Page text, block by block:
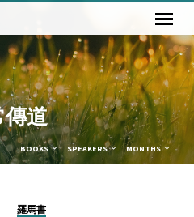
傳道
BOOKS SPEAKERS MONTHS
羅馬書